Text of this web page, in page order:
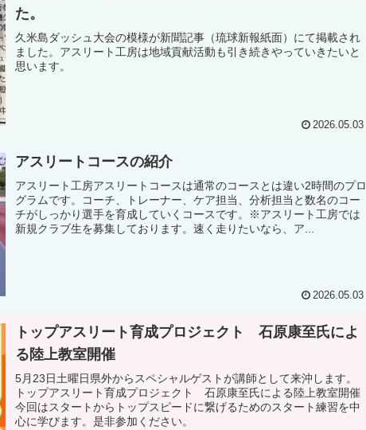
た。
久米島ダッシュ大会の模様が新聞記事（琉球新報紙面）にて掲載され
ました。アスリート工房は地域貢献活動も引き続きやっていきたいと
思います。
2026.05.03
アスリートコースの紹介
アスリート工房アスリートコースは通常のコースとは違い2時間のプロ
グラムです。コーチ、トレーナー、ケア担当、分析担当と数名のコー
チがしっかり選手を育成していくコースです。※アスリート工房では
新規クラブ生を募集しております。速く走りたいなら、ア...
2026.05.03
トップアスリート育成プロジェクト 石原康至氏によ
る陸上教室開催
5月23日土曜日県外からスペシャルゲストが講師として来沖します。
トップアスリート育成プロジェクト 石原康至氏による陸上教室開催
今回はスタートからトップスピードに繋げるためのスタート練習を中
心に学びます。是非参加ください。